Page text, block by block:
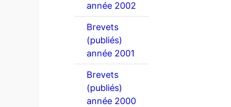
année 2002
Brevets
(publiés)
année 2001
Brevets
(publiés)
année 2000